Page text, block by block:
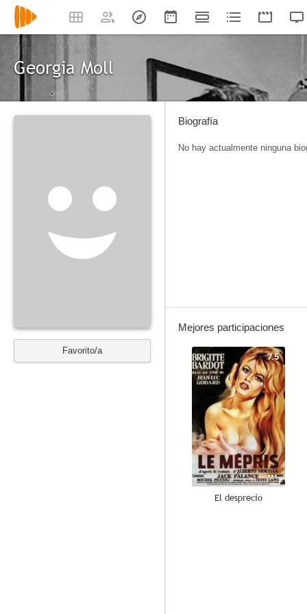
Georgia Moll
Favorito/a
Biografía
No hay actualmente ninguna
Mejores participaciones
7.5
El desprecio